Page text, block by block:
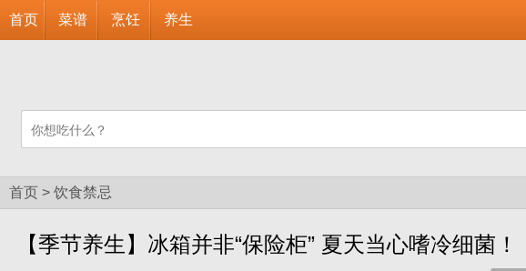
首页 菜谱 烹饪 养生
首页 > 饮食禁忌
【季节养生】冰箱并非“保险柜” 夏天当心嗜冷细菌！